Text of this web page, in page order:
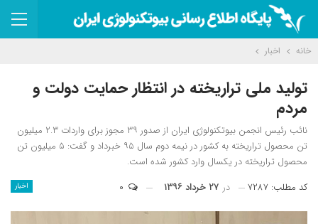
خانه اخبار
تولید ملی تراریخته در انتظار حمایت دولت و
مردم
نائب رئیس انجمن بیوتکنولوژی ایران از صدور ۳۹ مجوز برای واردات ۲.۳ میلیون
تن محصول تراریخته به کشور در نیمه دوم سال ۹۵ خبرداد و گفت: ۵ میلیون تن
محصول تراریخته در یکسال وارد کشور شده است.
اخبار کد مطلب: ۷۲۸۷ در ۲۷ خرداد ۱۳۹۶